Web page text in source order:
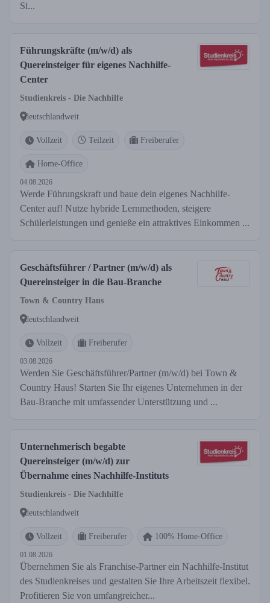
Si...
Führungskräfte (m/w/d) als
Quereinsteiger für eigenes Nachhilfe-
Center
Studienkreis - Die Nachhilfe
deutschlandweit
Vollzeit Teilzeit Freiberufer
Home-Office
04.08.2026
Werde Führungskraft und baue dein eigenes Nachhilfe-
Center auf! Nutze hybride Lernmethoden, steigere
Schülerleistungen und genieße ein attraktives Einkommen ...
Geschäftsführer / Partner (m/w/d) als
Quereinsteiger in die Bau-Branche
Town & Country Haus
deutschlandweit
Vollzeit Freiberufer
03.08.2026
Werden Sie Geschäftsführer/Partner (m/w/d) bei Town &
Country Haus! Starten Sie Ihr eigenes Unternehmen in der
Bau-Branche mit umfassender Unterstützung und ...
Unternehmerisch begabte
Quereinsteiger (m/w/d) zur
Übernahme eines Nachhilfe-Instituts
Studienkreis - Die Nachhilfe
deutschlandweit
Vollzeit Freiberufer 100% Home-Office
01.08.2026
Übernehmen Sie als Franchise-Partner ein Nachhilfe-Institut
des Studienkreises und gestalten Sie Ihre Arbeitszeit flexibel.
Profitieren Sie von umfangreicher...